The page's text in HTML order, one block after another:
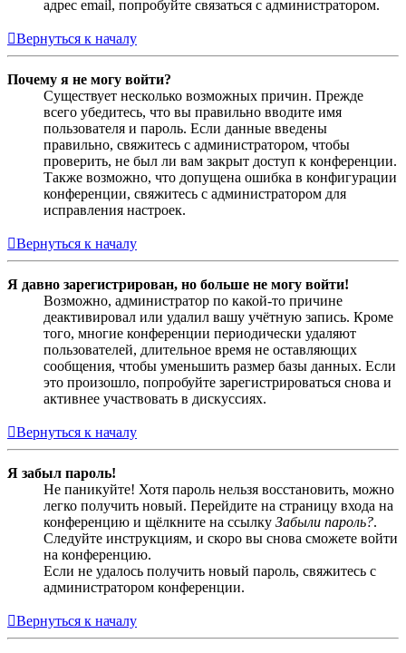
адрес email, попробуйте связаться с администратором.
Вернуться к началу
Почему я не могу войти?
Существует несколько возможных причин. Прежде
всего убедитесь, что вы правильно вводите имя
пользователя и пароль. Если данные введены
правильно, свяжитесь с администратором, чтобы
проверить, не был ли вам закрыт доступ к конференции.
Также возможно, что допущена ошибка в конфигурации
конференции, свяжитесь с администратором для
исправления настроек.
Вернуться к началу
Я давно зарегистрирован, но больше не могу войти!
Возможно, администратор по какой-то причине
деактивировал или удалил вашу учётную запись. Кроме
того, многие конференции периодически удаляют
пользователей, длительное время не оставляющих
сообщения, чтобы уменьшить размер базы данных. Если
это произошло, попробуйте зарегистрироваться снова и
активнее участвовать в дискуссиях.
Вернуться к началу
Я забыл пароль!
Не паникуйте! Хотя пароль нельзя восстановить, можно
легко получить новый. Перейдите на страницу входа на
конференцию и щёлкните на ссылку Забыли пароль?.
Следуйте инструкциям, и скоро вы снова сможете войти
на конференцию.
Если не удалось получить новый пароль, свяжитесь с
администратором конференции.
Вернуться к началу